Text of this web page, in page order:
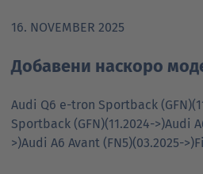
16. NOVEMBER 2025
Добавени наскоро
Audi Q6 e-tron Sportback
Sportback (GFN)(11.2024->)Audi
>)Audi A6 Avant (FN5)(03.2025-